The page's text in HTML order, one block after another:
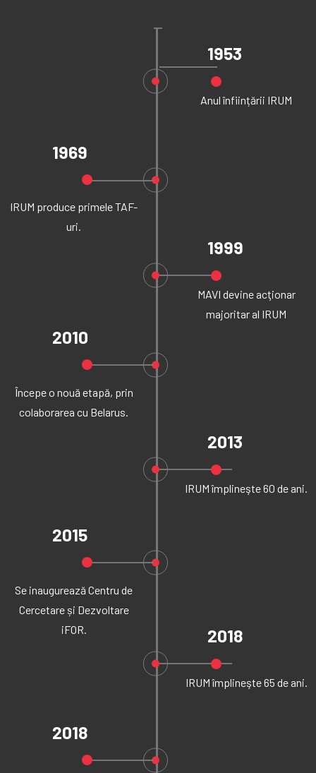
1953
Anul înființării IRUM
1969
IRUM produce primele TAF-
uri.
1999
MAVI devine acţionar
majoritar al IRUM
2010
Începe o nouă etapă, prin
colaborarea cu Belarus.
2013
IRUM împlineşte 60 de ani.
2015
Se inaugurează Centru de
Cercetare și Dezvoltare
iFOR.
2018
IRUM împlineşte 65 de ani.
2018